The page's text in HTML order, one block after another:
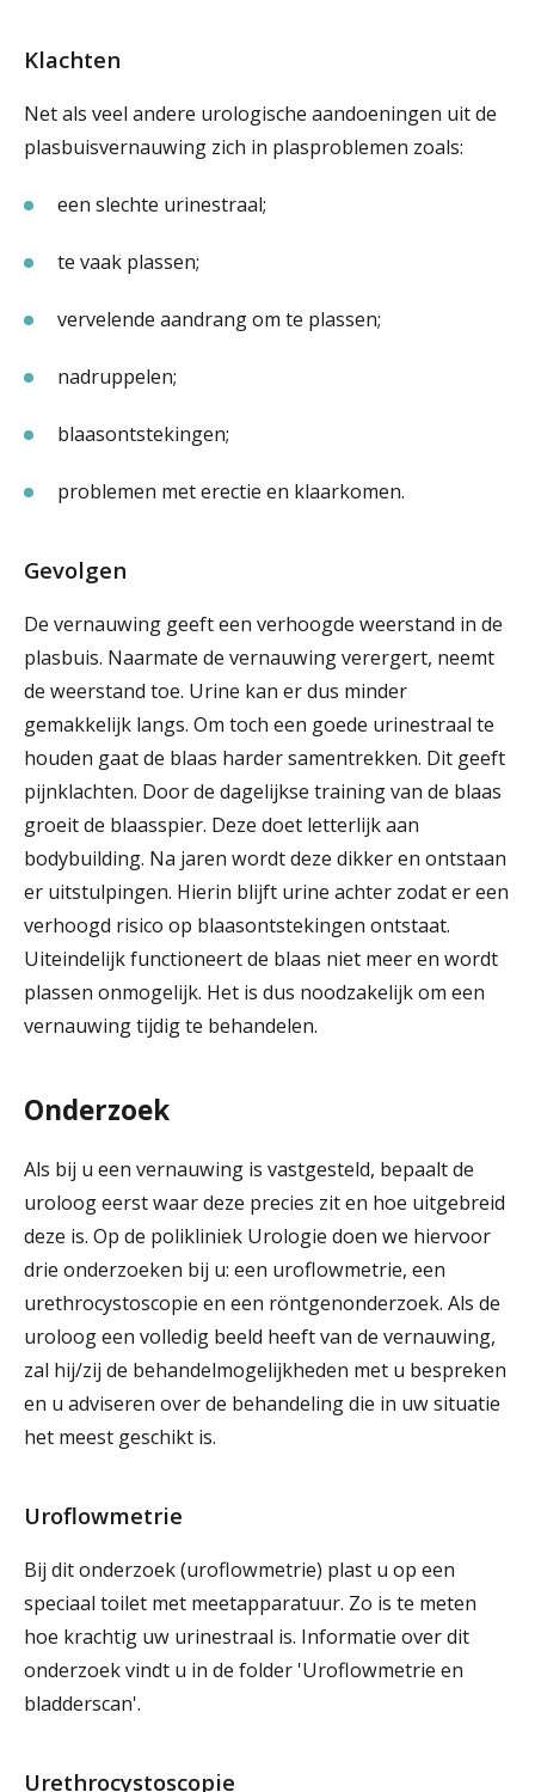
Klachten
Net als veel andere urologische aandoeningen uit de
plasbuisvernauwing zich in plasproblemen zoals:
een slechte urinestraal;
te vaak plassen;
vervelende aandrang om te plassen;
nadruppelen;
blaasontstekingen;
problemen met erectie en klaarkomen.
Gevolgen
De vernauwing geeft een verhoogde weerstand in de
plasbuis. Naarmate de vernauwing verergert, neemt
de weerstand toe. Urine kan er dus minder
gemakkelijk langs. Om toch een goede urinestraal te
houden gaat de blaas harder samentrekken. Dit geeft
pijnklachten. Door de dagelijkse training van de blaas
groeit de blaasspier. Deze doet letterlijk aan
bodybuilding. Na jaren wordt deze dikker en ontstaan
er uitstulpingen. Hierin blijft urine achter zodat er een
verhoogd risico op blaasontstekingen ontstaat.
Uiteindelijk functioneert de blaas niet meer en wordt
plassen onmogelijk. Het is dus noodzakelijk om een
vernauwing tijdig te behandelen.
Onderzoek
Als bij u een vernauwing is vastgesteld, bepaalt de
uroloog eerst waar deze precies zit en hoe uitgebreid
deze is. Op de polikliniek Urologie doen we hiervoor
drie onderzoeken bij u: een uroflowmetrie, een
urethrocystoscopie en een röntgenonderzoek. Als de
uroloog een volledig beeld heeft van de vernauwing,
zal hij/zij de behandelmogelijkheden met u bespreken
en u adviseren over de behandeling die in uw situatie
het meest geschikt is.
Uroflowmetrie
Bij dit onderzoek (uroflowmetrie) plast u op een
speciaal toilet met meetapparatuur. Zo is te meten
hoe krachtig uw urinestraal is. Informatie over dit
onderzoek vindt u in de folder 'Uroflowmetrie en
bladderscan'.
Urethrocystoscopie